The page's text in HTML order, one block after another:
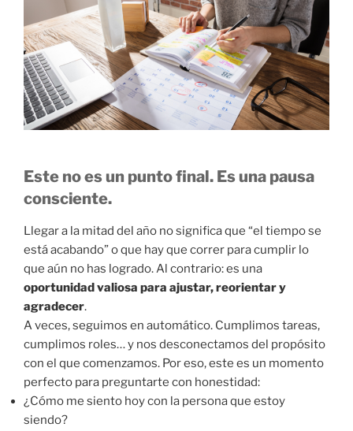
Este noesun puntofinal. Esuna pausa
consciente.
Llegara la mitad del año nosignificaque “el tiempose
estáacabando”oque hayque correr paracumplir lo
que aún no has logrado.Al contrario:es una
oportunidad valiosa para ajustar,reorientary
agradecer.
Aveces,seguimos en automático. Cumplimos tareas,
cumplimos roles…y nos desconectamos del propósito
con el que comenzamos. Poreso,este es un momento
perfecto para preguntarte con honestidad:
¿ Cómo me siento hoycon la personaque estoy
siendo?